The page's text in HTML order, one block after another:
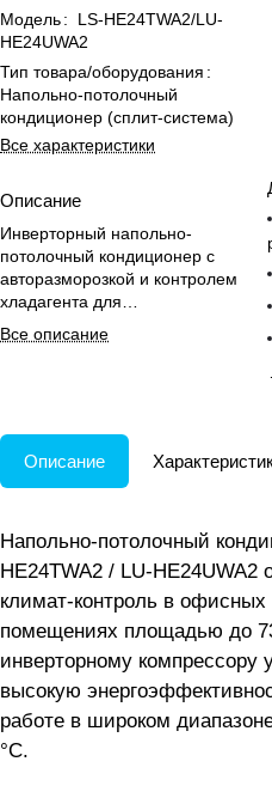
Модель:
LS-HE24TWA2/LU-
HE24UWA2
Тип товара/оборудования :
Напольно-потолочный
кондиционер (сплит-система)
Все характеристики
Описание
Инверторный напольно-
потолочный кондиционер с
авторазморозкой и контролем
хладагента для
энергоэффективного комфорта в
офисах площадью до 73 м².
Все описание
Описание
Напольно-потолочный
HE24TWA2 / LU-
климат-контроль в
помещениях площадью до
инверторному компрессору
высокую
работе в широком
°C.